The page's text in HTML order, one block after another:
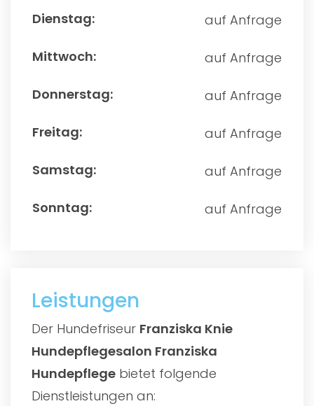
auf Anfrage
auf Anfrage
auf Anfrage
auf Anfrage
auf Anfrage
auf Anfrage
Leistungen
Der Hundefriseur Franziska Knie
Hundepflegesalon Franziska
Hundepflege bietet folgende
Dienstleistungen an: